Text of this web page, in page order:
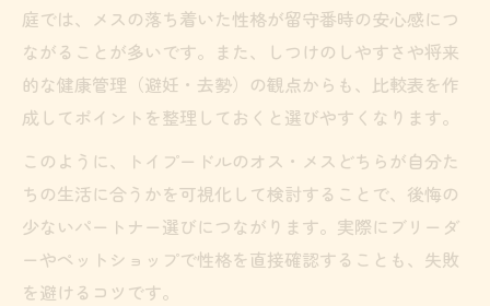
庭では、メスの落ち着いた性格が留守番時の安心感につ
ながることが多いです。また、しつけのしやすさや将来
的な健康管理（避妊・去勢）の観点からも、比較表を作
成してポイントを整理しておくと選びやすくなります。
このように、トイプードルのオス・メスどちらが自分た
ちの生活に合うかを可視化して検討することで、後悔の
少ないパートナー選びにつながります。実際にブリーダ
ーやペットショップで性格を直接確認することも、失敗
を避けるコツです。